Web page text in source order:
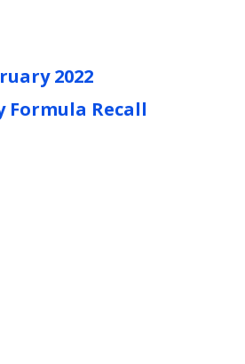
2022
Formula Recall